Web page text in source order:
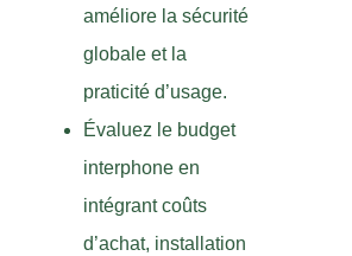
améliore la sécurité
globale et la
praticité d’usage.
Évaluez le budget
interphone en
intégrant coûts
d’achat, installation